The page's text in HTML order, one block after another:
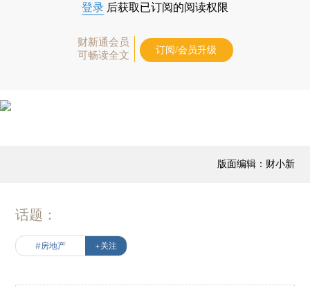
登录 后获取已订阅的阅读权限
财新通会员
可畅读全文
订阅/会员升级
版面编辑：财小新
话题：
#房地产 +关注